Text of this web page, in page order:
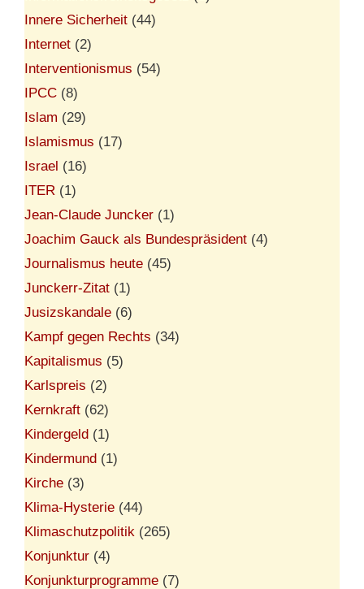
Innere Sicherheit (44)
Internet (2)
Interventionismus (54)
IPCC (8)
Islam (29)
Islamismus (17)
Israel (16)
ITER (1)
Jean-Claude Juncker (1)
Joachim Gauck als Bundespräsident (4)
Journalismus heute (45)
Junckerr-Zitat (1)
Jusizskandale (6)
Kampf gegen Rechts (34)
Kapitalismus (5)
Karlspreis (2)
Kernkraft (62)
Kindergeld (1)
Kindermund (1)
Kirche (3)
Klima-Hysterie (44)
Klimaschutzpolitik (265)
Konjunktur (4)
Konjunkturprogramme (7)